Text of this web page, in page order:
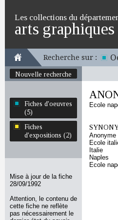
Les collections du
arts graphiques
Recherche sur :
Nouvelle recherche
Fiches d'oeuvres
(5)
Fiches
d'expositions (2)
Mise à jour de la fiche
28/09/1992
Attention, le contenu de
cette fiche ne reflète
pas nécessairement le
Ecole
Anonyme
Ecole
Italie
Naples
Ecole